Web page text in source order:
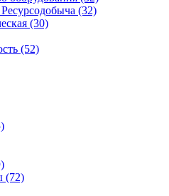
(32)
(30)
(52)
(72)